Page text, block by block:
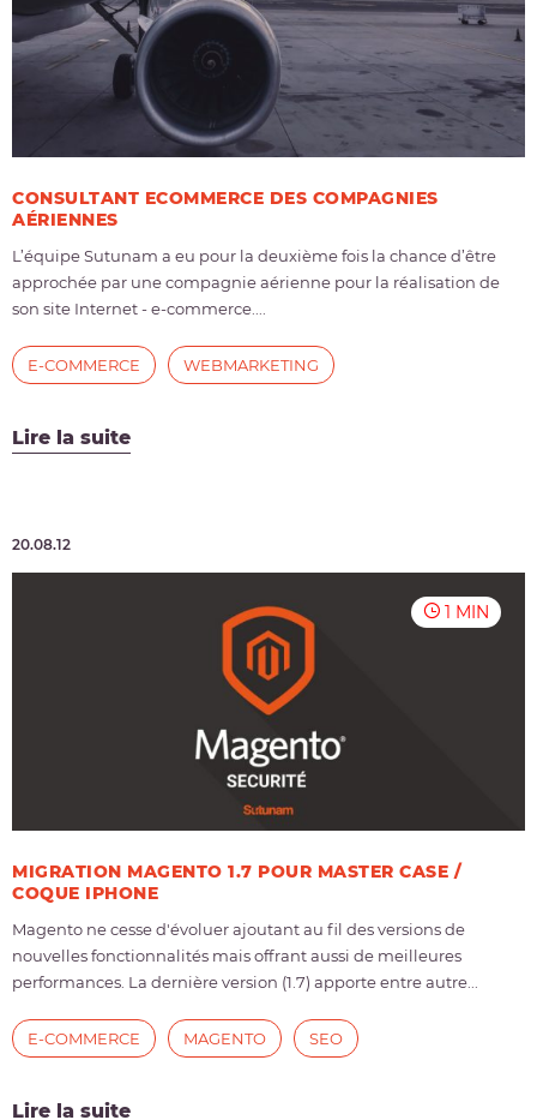
CONSULTANT ECOMMERCE DES COMPAGNIES
AÉRIENNES
L’équipe Sutunam a eu pour la deuxième fois la chance d’être
approchée par une compagnie aérienne pour la réalisation de
son site Internet - e-commerce....
Lire la suite
E-COMMERCE WEBMARKETING
20.08.12
1 MIN
MIGRATION MAGENTO 1.7 POUR MASTER CASE /
COQUE IPHONE
Magento ne cesse d'évoluer ajoutant au fil des versions de
nouvelles fonctionnalités mais offrant aussi de meilleures
performances. La dernière version (1.7) apporte entre autre...
Lire la suite
E-COMMERCE MAGENTO SEO